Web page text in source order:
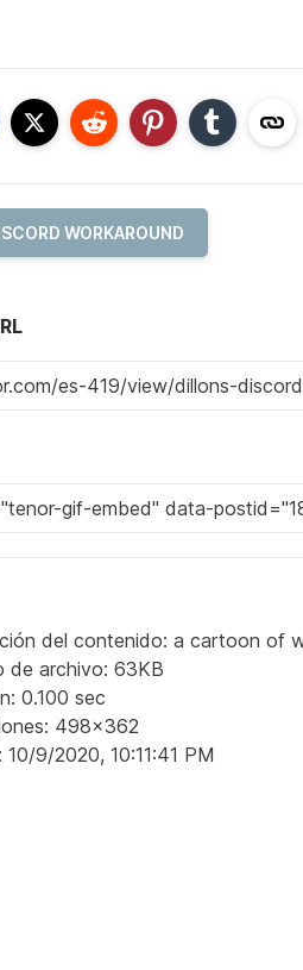
WORKAROUND
del contenido: a cartoon of
de archivo: 63KB
0.100 sec
498x362
10/9/2020, 10:11:41 PM